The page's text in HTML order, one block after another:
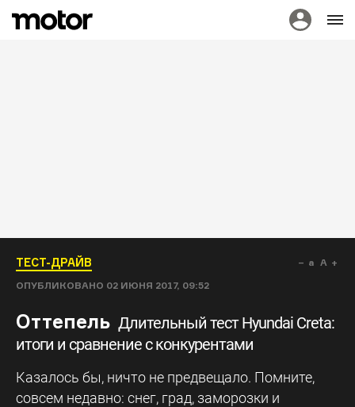
ТЕСТ-ДРАЙВ
ОПУБЛИКОВАНО 02 ИЮНЯ 2017, 09:52
a A
Оттепель Длительный тест Hyundai Creta:
итоги и сравнение с конкурентами
Казалось бы, ничто не предвещало. Помните,
совсем недавно: снег, град, заморозки и